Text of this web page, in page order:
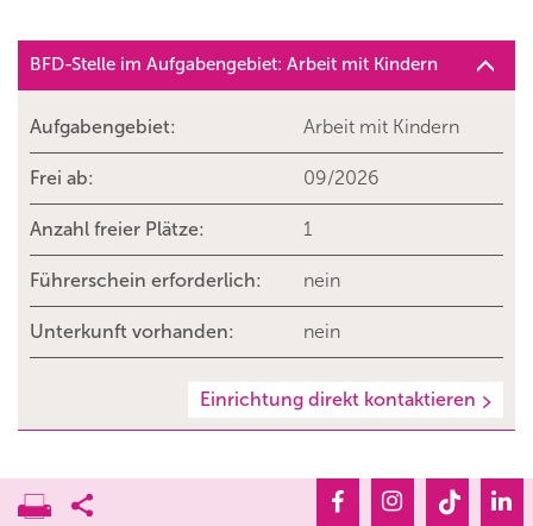
BFD-Stelle im Aufgabengebiet: Arbeit mit Kindern
Aufgabengebiet: Arbeit mit Kindern
Frei ab: 09/2026
Anzahl freier Plätze: 1
Führerschein erforderlich: nein
Unterkunft vorhanden: nein
Einrichtung direkt kontaktieren